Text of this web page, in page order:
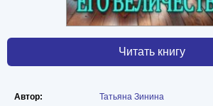
Читать книгу
Автор: Татьяна Зинина